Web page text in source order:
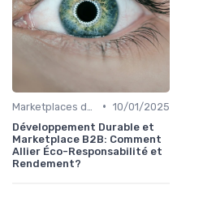
• 10/01/2025
Développement Durable et
Marketplace B2B: Comment
Allier Éco-Responsabilité et
Rendement?